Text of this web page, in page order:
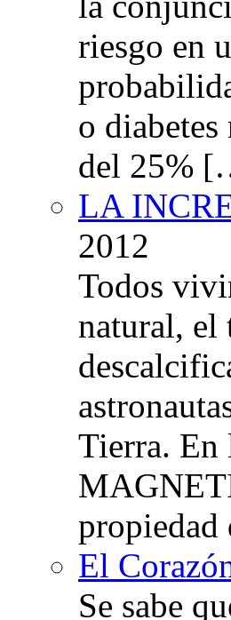
riesgo en
o
del 25%
LA
2012
Todos
natural, el
Tierra. En
El
Se sabe